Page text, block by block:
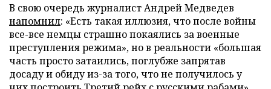
В свою очередь журналист Андрей Медведев
напомнил: «Есть такая иллюзия, что после войны
все-все немцы страшно покаялись за военные
преступления режима», но в реальности «большая
часть просто затаились, поглубже запрятав
досаду и обиду из-за того, что не получилось у